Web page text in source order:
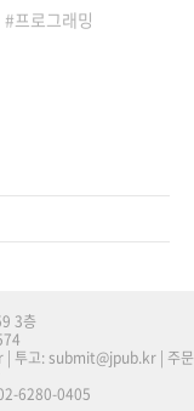
프로그래밍
3층
투고: submit@jpub.kr | 주문
6280-0405